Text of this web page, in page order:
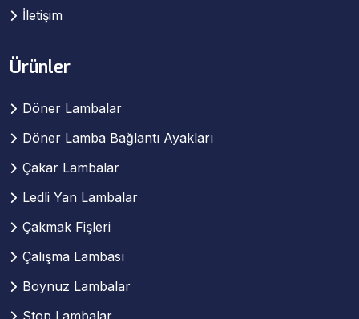
İletişim
Ürünler
Döner Lambalar
Döner Lamba Bağlantı Ayakları
Çakar Lambalar
Ledli Yan Lambalar
Çakmak Fişleri
Çalışma Lambası
Boynuz Lambalar
Stop Lambalar